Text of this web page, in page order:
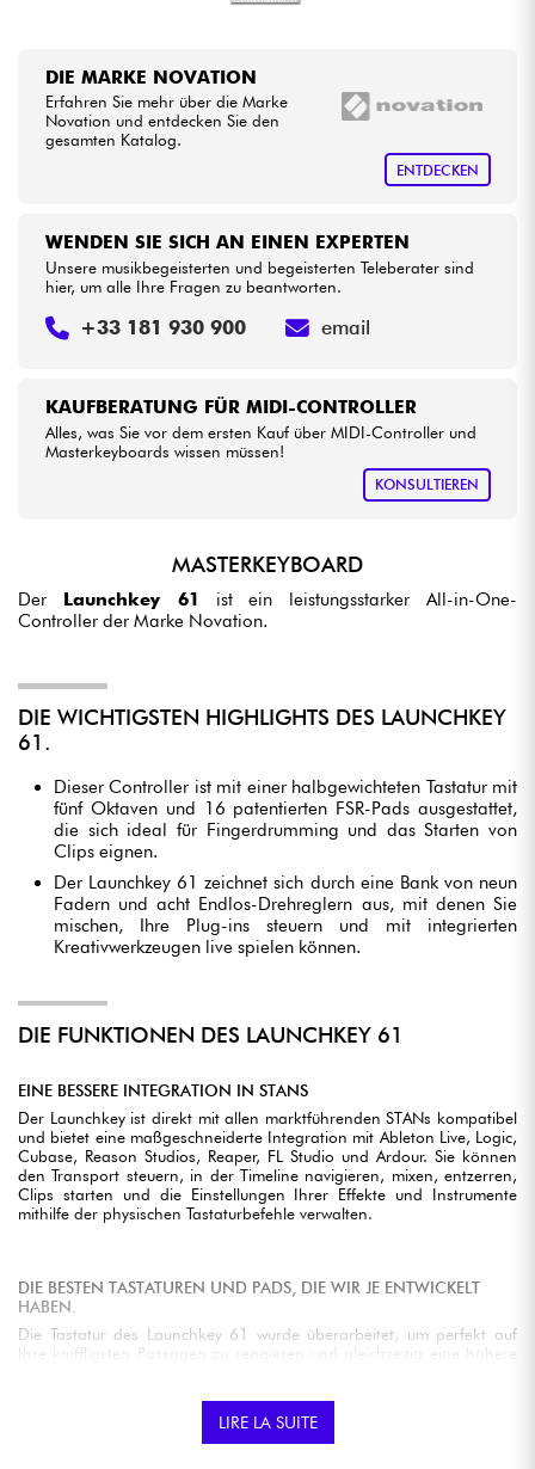
Sehen Sie sich unsere Marken an
DIE MARKE NOVATION
Erfahren Sie mehr über die Marke
Novation und entdecken Sie den
gesamten Katalog.
ENTDECKEN
KAUFBERATUNG FÜR MIDI-CONTROLLER
Alles, was Sie vor dem ersten Kauf über MIDI-Controller und
Masterkeyboards wissen müssen!
KONSULTIEREN
WENDEN SIE SICH AN EINEN EXPERTEN
Unsere musikbegeisterten und begeisterten Teleberater sind
hier, um alle Ihre Fragen zu beantworten.
+33 181 930 900 email
MASTERKEYBOARD
Der Launchkey 61 ist ein leistungsstarker All-in-One-
Controller der Marke Novation.
DIE WICHTIGSTEN HIGHLIGHTS DES LAUNCHKEY
61.
Dieser Controller ist mit einer halbgewichteten Tastatur mit
fünf Oktaven und 16 patentierten FSR-Pads ausgestattet,
die sich ideal für Fingerdrumming und das Starten von
Clips eignen.
Der Launchkey 61 zeichnet sich durch eine Bank von neun
Fadern und acht Endlos-Drehreglern aus, mit denen Sie
mischen, Ihre Plug-ins steuern und mit integrierten
Kreativwerkzeugen live spielen können.
DIE FUNKTIONEN DES LAUNCHKEY 61
EINE BESSERE INTEGRATION IN STANS
Der Launchkey ist direkt mit allen marktführenden STANs kompatibel
und bietet eine maßgeschneiderte Integration mit Ableton Live, Logic,
Cubase, Reason Studios, Reaper, FL Studio und Ardour. Sie können
den Transport steuern, in der Timeline navigieren, mixen, entzerren,
Clips starten und die Einstellungen Ihrer Effekte und Instrumente
mithilfe der physischen Tastaturbefehle verwalten.
DIE BESTEN TASTATUREN UND PADS, DIE WIR JE ENTWICKELT
HABEN.
Die Tastatur des Launchkey 61 wurde überarbeitet, um perfekt auf
Ihre kniffligsten Passagen zu reagieren und gleichzeitig eine höhere
sind anschlagdynamisch und verfügen über polyphonen Aftertouch
für noch mehr Präzision beim Spielen.
LIRE LA SUITE